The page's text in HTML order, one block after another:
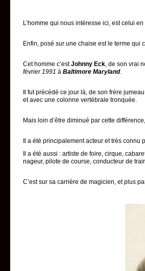
L’homme qui nous intéresse ici, est celui
Enfin, posé sur une chaise est le terme qui
Cet homme c’estJohnny Eck, de son vrai
février 1991 à Baltimore Maryland.
Il fut précédé ce jour là, de son frère jumeau
et avec une colonne vertébrale tronquée.
Mais loin d’être diminué par cette
Il a été principalement acteur et très connu
Il a été aussi : artiste de foire, cirque,
nageur, pilote de course, conducteur de
C’est sur sa carrière de magicien, et plus